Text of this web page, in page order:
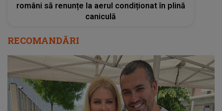
români să renunțe la aerul condiționat în plină
caniculă
RECOMANDĂRI